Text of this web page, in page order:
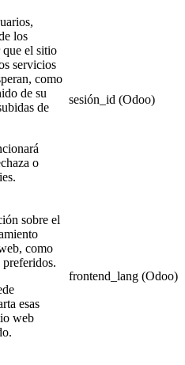
los
el sitio
servicios
como
de su
de
o
sesión_id (Odoo)
sobre el
como
esas
web
frontend_lang (Odoo)